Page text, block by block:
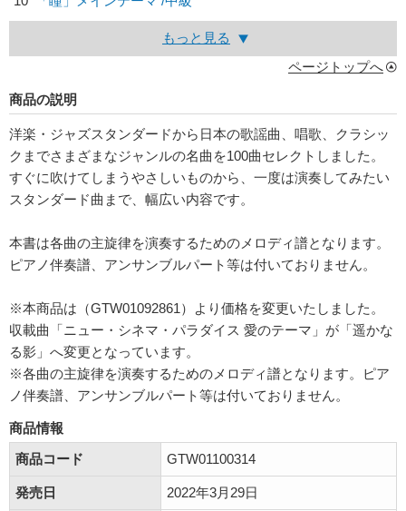
もっと見る
ページトップへ
商品の説明
洋楽・ジャズスタンダードから日本の歌謡曲、唱歌、クラシッ
クまでさまざまなジャンルの名曲を100曲セレクトしました。
すぐに吹けてしまうやさしいものから、一度は演奏してみたい
スタンダード曲まで、幅広い内容です。
本書は各曲の主旋律を演奏するためのメロディ譜となります。
ピアノ伴奏譜、アンサンブルパート等は付いておりません。
※本商品は（GTW01092861）より価格を変更いたしました。
収載曲「ニュー・シネマ・パラダイス 愛のテーマ」が「遥かな
る影」へ変更となっています。
※各曲の主旋律を演奏するためのメロディ譜となります。ピア
ノ伴奏譜、アンサンブルパート等は付いておりません。
商品情報
商品コード
GTW01100314
発売日 2022年3月29日